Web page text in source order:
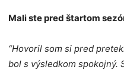
Mali ste pred štartom
“Hovoril som si pred
bol s výsledkom spokojný.